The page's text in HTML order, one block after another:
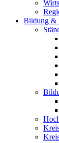
Bildung &